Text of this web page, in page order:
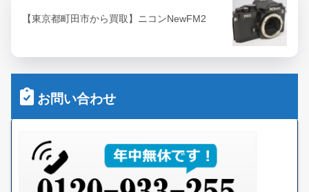
【東京都町田市から買取】ニコンNewFM2
お問い合わせ